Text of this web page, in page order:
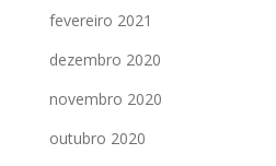
fevereiro 2021
dezembro 2020
novembro 2020
outubro 2020